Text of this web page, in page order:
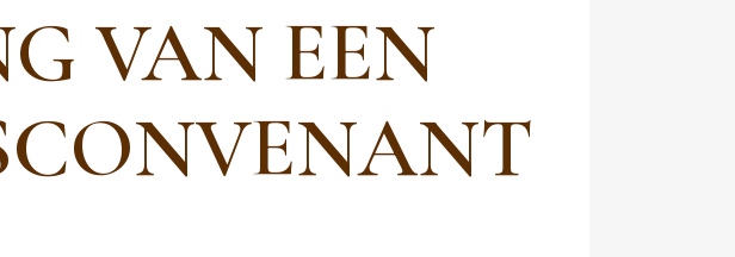
VAN EEN